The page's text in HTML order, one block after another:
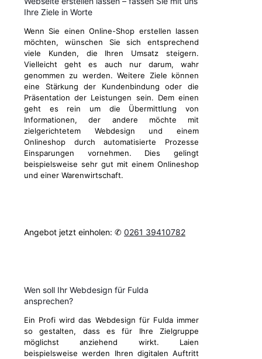
Ihre Ziele in Worte
Wenn Sie einen Online-Shop erstellen lassen
möchten, wünschen Sie sich entsprechend
viele Kunden, die Ihren Umsatz steigern.
Vielleicht geht es auch nur darum, wahr
genommen zu werden. Weitere Ziele können
eine Stärkung der Kundenbindung oder die
Präsentation der Leistungen sein. Dem einen
geht es rein um die Übermittlung von
Informationen, der andere möchte mit
zielgerichtetem Webdesign und einem
Onlineshop durch automatisierte Prozesse
Einsparungen vornehmen. Dies gelingt
beispielsweise sehr gut mit einem Onlineshop
und einer Warenwirtschaft.
Angebot jetzt einholen: ✆ 0261 39410782
Wen soll Ihr Webdesign für Fulda
ansprechen?
Ein Profi wird das Webdesign für Fulda immer
so gestalten, dass es für Ihre Zielgruppe
möglichst anziehend wirkt. Laien
beispielsweise werden Ihren digitalen Auftritt